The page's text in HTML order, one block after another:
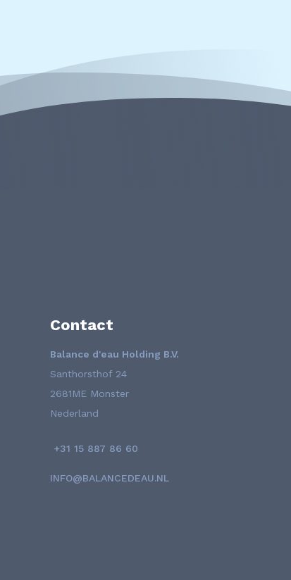
Contact
Balance d'eau Holding B.V.
Santhorsthof 24
2681ME Monster
Nederland
+31 15 887 86 60
INFO@BALANCEDEAU.NL